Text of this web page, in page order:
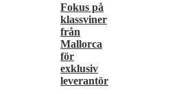
Fokus på
klassviner
från
Mallorca
för
exklusiv
leverantör